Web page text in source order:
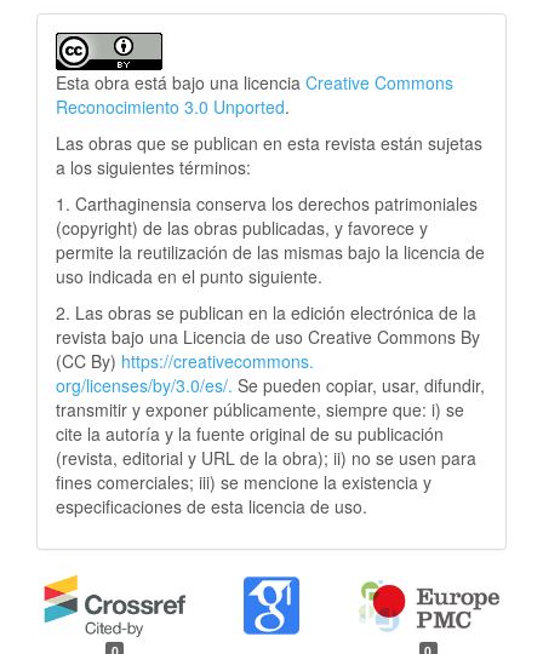
Esta obra está bajo una licencia Creative Commons
Reconocimiento 3.0 Unported.
Las obras que se publican en esta revista están sujetas
a los siguientes términos:
1. Carthaginensia conserva los derechos patrimoniales
(copyright) de las obras publicadas, y favorece y
permite la reutilización de las mismas bajo la licencia de
uso indicada en el punto siguiente.
2. Las obras se publican en la edición electrónica de la
revista bajo una Licencia de uso Creative Commons By
(CC By) https://creativecommons.
org/licenses/by/3.0/es/. Se pueden copiar, usar, difundir,
transmitir y exponer públicamente, siempre que: i) se
cite la autoría y la fuente original de su publicación
(revista, editorial y URL de la obra); ii) no se usen para
fines comerciales; iii) se mencione la existencia y
especificaciones de esta licencia de uso.